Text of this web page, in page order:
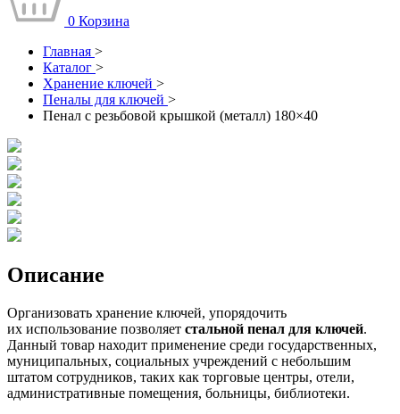
0 Корзина
Главная >
Каталог >
Хранение ключей >
Пеналы для ключей >
Пенал с резьбовой крышкой (металл) 180×40
Описание
Организовать хранение ключей, упорядочить
их использование позволяет стальной пенал для ключей.
Данный товар находит применение среди государственных,
муниципальных, социальных учреждений с небольшим
штатом сотрудников, таких как торговые центры, отели,
административные помещения, больницы, библиотеки.